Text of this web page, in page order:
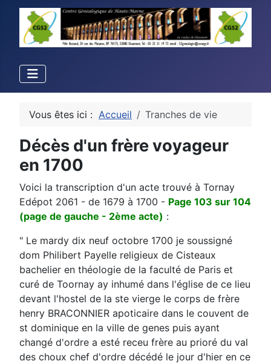
Vous êtes ici : Accueil Tranches de vie
Décès d'un frère voyageur
en 1700
Voici la transcription d'un acte trouvé à Tornay
Edépot 2061 - de 1679 à 1700 - Page 103 sur 104
(page de gauche - 2ème acte) :
" Le mardy dix neuf octobre 1700 je soussigné
dom Philibert Payelle religieux de Cisteaux
bachelier en théologie de la faculté de Paris et
curé de Toornay ay inhumé dans l'église de ce lieu
devant l'hostel de la ste vierge le corps de frère
henry BRACONNIER apoticaire dans le couvent de
st dominique en la ville de genes puis ayant
changé d'ordre a esté receu frère au prioré du val
des choux chef d'ordre décédé le jour d'hier en ce